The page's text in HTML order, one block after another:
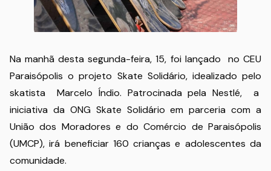
Na manhã desta segunda-feira, 15, foi lançado no CEU
Paraisópolis o projeto Skate Solidário, idealizado pelo
skatista Marcelo Índio. Patrocinada pela Nestlé, a
iniciativa da ONG Skate Solidário em parceria com a
União dos Moradores e do Comércio de Paraisópolis
(UMCP), irá beneficiar 160 crianças e adolescentes da
comunidade.